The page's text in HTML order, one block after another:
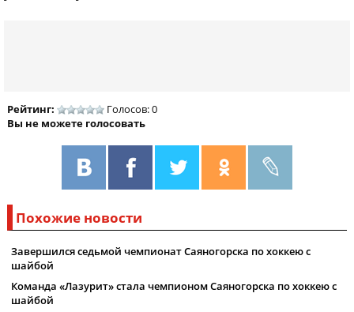
Рейтинг:
Голосов: 0
Вы не можете голосовать
Похожие новости
Завершился седьмой чемпионат Саяногорска по хоккею с
шайбой
Команда «Лазурит» стала чемпионом Саяногорска по хоккею с
шайбой